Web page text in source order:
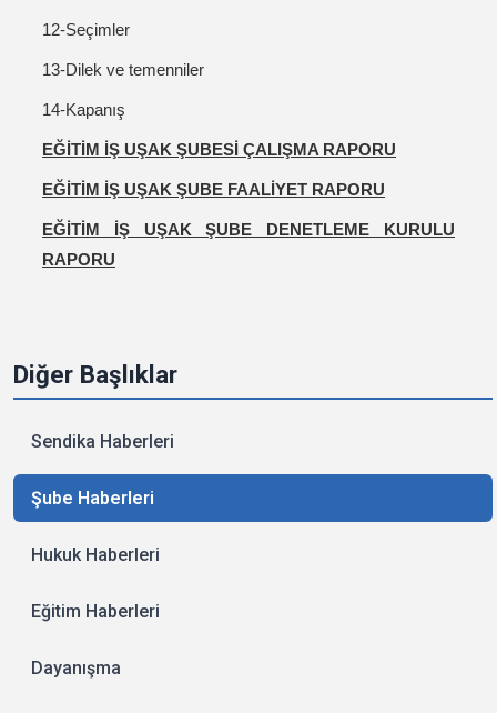
Diğer Başlıklar
Sendika Haberleri
Şube Haberleri
Hukuk Haberleri
Eğitim Haberleri
Dayanışma
12-Seçimler
13-Dilek ve temenniler
14-Kapanış
EĞİTİM İŞ UŞAK ŞUBESİ ÇALIŞMA RAPORU
EĞİTİM İŞ UŞAK ŞUBE FAALİYET RAPORU
EĞİTİM İŞ UŞAK ŞUBE DENETLEME KURULU
RAPORU